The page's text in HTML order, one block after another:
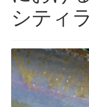
お問い合わせ(Contact)
特定商取引法に関わ
広告の配信について
ブログ
シティ